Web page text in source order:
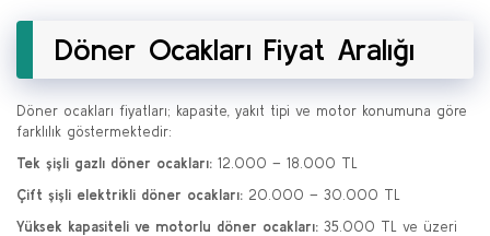
Döner Ocakları Fiyat Aralığı
Döner ocakları fiyatları; kapasite, yakıt tipi ve motor konumuna göre
farklılık göstermektedir:
Tek şişli gazlı döner ocakları: 12.000 – 18.000 TL
Çift şişli elektrikli döner ocakları: 20.000 – 30.000 TL
Yüksek kapasiteli ve motorlu döner ocakları: 35.000 TL ve üzeri